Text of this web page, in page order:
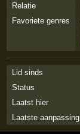
Relatie
Favoriete genres
Lid sinds
Status
Laatst hier
Laatste aanpassing